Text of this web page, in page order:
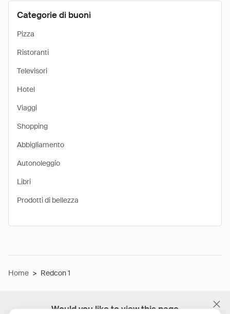
Would you like to view this page
Categorie di buoni
Pizza
Ristoranti
Televisori
Hotel
Viaggi
Shopping
Abbigliamento
Autonoleggio
Libri
Prodotti di bellezza
Home > Redcon 1